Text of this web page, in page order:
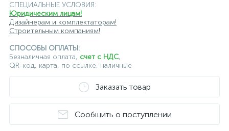
СПЕЦИАЛЬНЫЕ УСЛОВИЯ:
Юридическим лицам!
Дизайнерам и комплектаторам!
Строительным компаниям!
СПОСОБЫ ОПЛАТЫ:
Безналичная оплата, счет с НДС,
QR-код, карта, по ссылке, наличные
Заказать товар
Сообщить о поступлении